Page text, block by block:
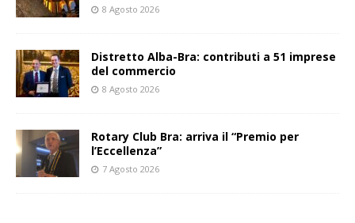
8 Agosto 2026
Distretto Alba-Bra: contributi a 51 imprese
del commercio
8 Agosto 2026
Rotary Club Bra: arriva il “Premio per
l’Eccellenza”
7 Agosto 2026